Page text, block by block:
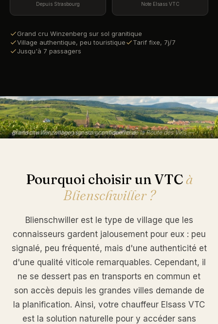
Depuis Strasbourg Note Elsass VTC
Grand cru Winzenberg sur sol granitique
Village authentique, peu touristique
Tarif fixe, 7j/7
Jusqu'à 7 passagers
Blienschwiller, village vigneron confidentiel de la Route des Vins — grand cru Winzenberg sur sol granitique rose
Pourquoi choisir un VTCà
Blienschwiller ?
Blienschwiller est le type de village que les
connaisseurs gardent jalousement pour eux : peu
signalé, peu fréquenté, mais d'une authenticité et
d'une qualité viticole remarquables. Cependant, il
ne se dessert pas en transports en commun et
son accès depuis les grandes villes demande de
la planification. Ainsi, votre chauffeur Elsass VTC
est la solution naturelle pour y accéder sans